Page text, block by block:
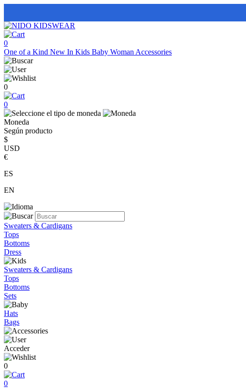
0
One of a Kind New In Kids Baby Woman Accessories
0
0
Moneda
Según producto
$
USD
€
ES
EN
Sweaters & Cardigans
Tops
Bottoms
Dress
Sweaters & Cardigans
Tops
Bottoms
Sets
Hats
Bags
Acceder
0
0